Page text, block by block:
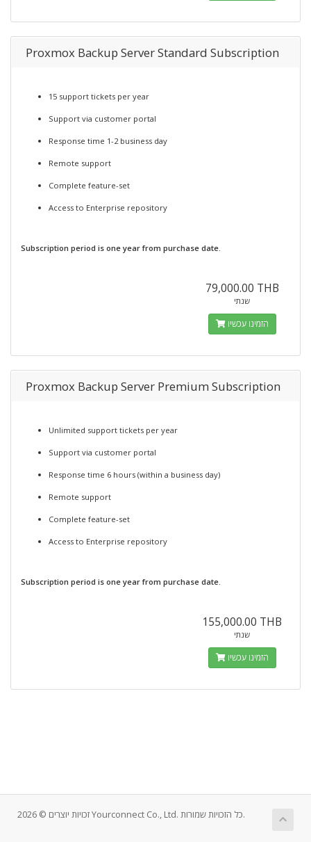
Proxmox Backup Server Standard Subscription
15 support tickets per year
Support via customer portal
Response time 1-2 business day
Remote support
Complete feature-set
Access to Enterprise repository
Subscription period is one year from purchase date.
79,000.00 THB
שנתי
הזמינו עכשיו
Proxmox Backup Server Premium Subscription
Unlimited support tickets per year
Support via customer portal
Response time 6 hours (within a business day)
Remote support
Complete feature-set
Access to Enterprise repository
Subscription period is one year from purchase date.
155,000.00 THB
שנתי
הזמינו עכשיו
זכויות יוצרים © 2026 Yourconnect Co., Ltd. כל הזכויות שמורות.